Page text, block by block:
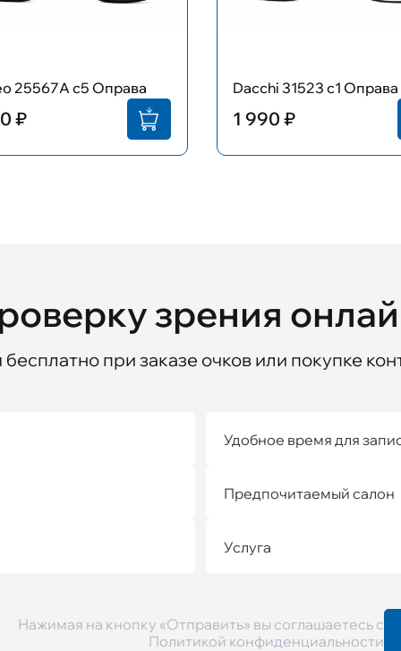
25567А с5 Оправа
₽
Dacchi 31523 с1 Оправа
1 990 ₽
зрения
при заказе очков или покупке
Удобное время для
Предпочитаемый салон
Услуга
Нажимая на кнопку «Отправить» вы соглашаетесь с
Политикой конфиденциальности